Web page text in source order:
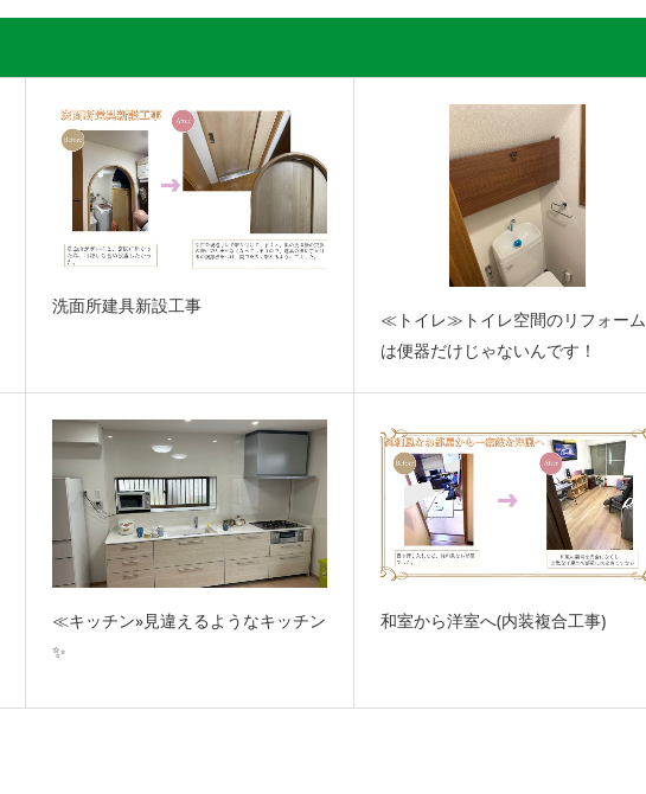
洗面所建具新設工事
≪トイレ≫トイレ空間のリフォーム
は便器だけじゃないんです！
≪キッチン»見違えるようなキッチン
✨
和室から洋室へ(内装複合工事)